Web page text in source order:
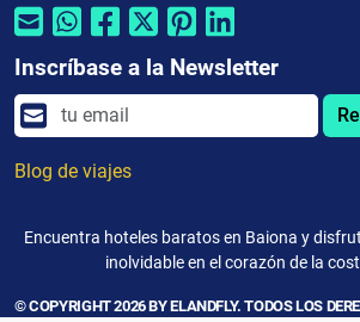
Inscríbase a la Newsletter
Blog de viajes
Encuentra hoteles baratos en Baiona y
inolvidable en el corazón de la
© COPYRIGHT 2026 BY ELANDFLY. TODOS LOS